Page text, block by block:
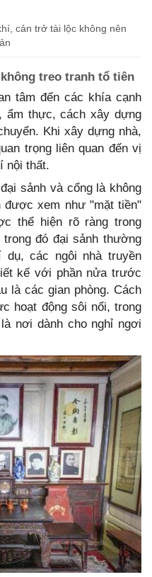
cản trở tài lộc không nên
treo tranh tổ tiên
tâm đến các khía cạnh
ẩm thực, cách xây dựng
Khi xây dựng nhà,
trọng liên quan đến vị
nội thất.
sảnh và cổng là không
được xem như "mặt tiền"
thể hiện rõ ràng trong
đó đại sảnh thường
các ngôi nhà truyền
kế với phần nửa trước
là các gian phòng. Cách
hoạt động sôi nổi, trong
nơi dành cho nghỉ ngơi